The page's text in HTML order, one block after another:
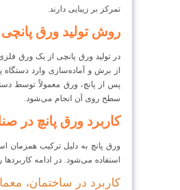
تمرکز بر زیبایی دارند.
روش تولید ورق پانچی
در تولید ورق پانچی از یک ورق
پس از پانچ، ورق معمولاً توسط
سطح روی آن انجام می‌شود.
کاربرد ورق پانچ در
ورق پانچ به دلیل ترکیب همزمان
استفاده می‌شود. در ادامه
کاربرد در ساختمان،